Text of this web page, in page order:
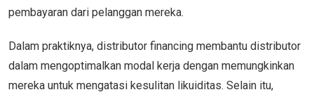
pembayaran dari pelanggan mereka.
Dalam praktiknya, distributor financing membantu distributor
dalam mengoptimalkan modal kerja dengan memungkinkan
mereka untuk mengatasi kesulitan likuiditas. Selain itu,